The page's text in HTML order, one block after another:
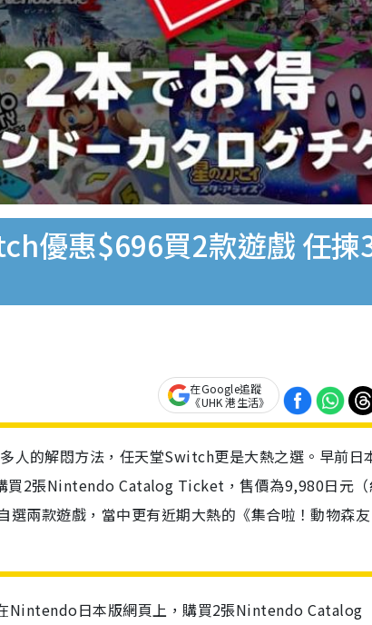
優惠$696買2款遊戲 任
在Google追蹤
《UHK 港生活》
人的解悶方法，任天堂Switch更是大熱之選。早前日
2張Nintendo Catalog Ticket，售價為9,980日元（
兩款遊戲，當中更有近期大熱的《集合啦！動物森友
Nintendo日本版網頁上，購買2張Nintendo Catalog